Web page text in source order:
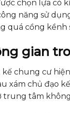
chọn lựa có
năng sử
quá cồng kềnh
gian
chung cư
xám chủ đạo
trung tâm